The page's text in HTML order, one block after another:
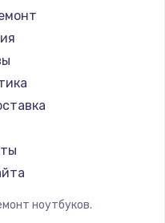
iru
Machenike
DEXP
Teclast
CHUWI
Colorful
ноутбуков.